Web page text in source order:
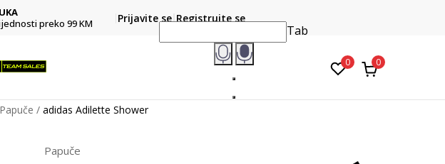
preko 99 KM
Platite karticom online i preuzmite u prodavnici po vašem
Prijavite se Registrujte se
Tab
0 0
Papuče adidas Adilette Shower
Papuče